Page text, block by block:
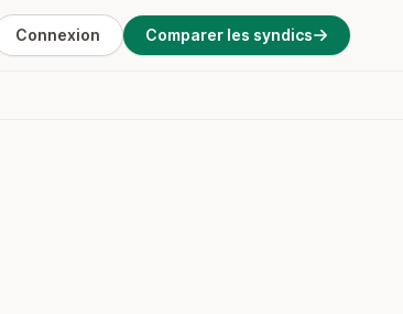
Connexion Comparer les syndics